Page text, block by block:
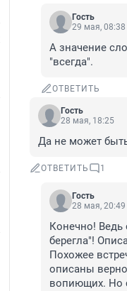
Гость
29 мая, 08:38
А значение
"всегда".
ОТВЕТИТЬ
Гость
28 мая, 18:25
Да не может
ОТВЕТИТЬ 1
Гость
28 мая, 20:49
Конечно! Ведь
берегла"!
Похожее
описаны
вопиющих. Но